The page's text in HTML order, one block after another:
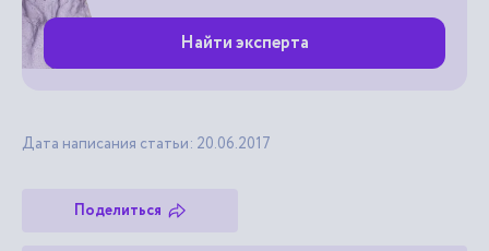
Найти эксперта
Дата написания статьи: 20.06.2017
Поделиться